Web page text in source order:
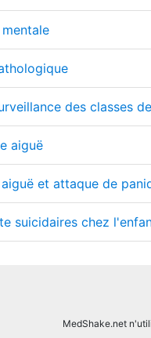
des classes
aiguë
et attaque de
suicidaires chez
MedShake.net